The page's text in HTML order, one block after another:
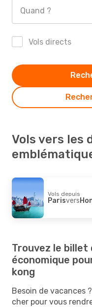
Quand ?
Vols directs
Vols vers les
Vols depuis
Parisvers
Trouvez le billet
économique
kong
Besoin de vacances
cher pour vous